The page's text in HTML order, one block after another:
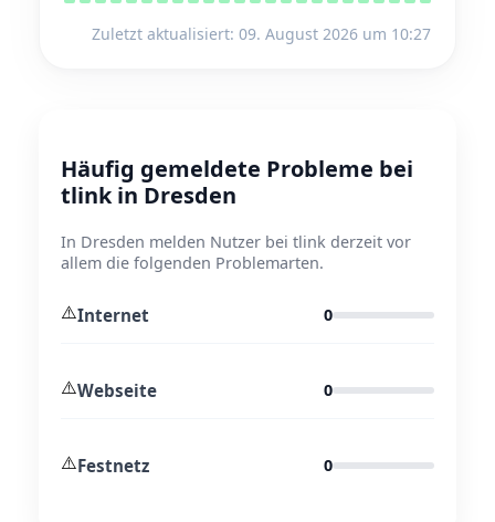
Zuletzt aktualisiert: 09. August 2026 um 10:27
Häufig gemeldete Probleme bei
tlink in Dresden
In Dresden melden Nutzer bei tlink derzeit vor
allem die folgenden Problemarten.
⚠️Internet 0
⚠️Webseite 0
⚠️Festnetz 0